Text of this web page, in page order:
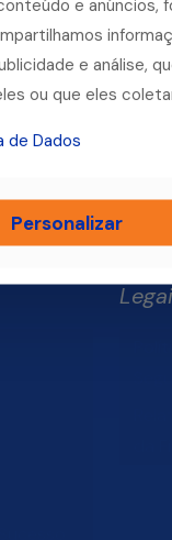
e anúncios,
e análise,
ou que eles
de Dados
Personalizar